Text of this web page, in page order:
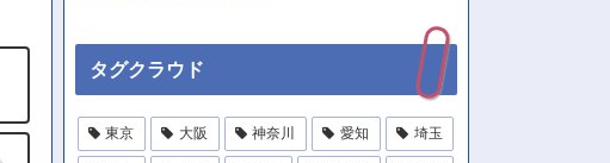
タグクラウド
東京 大阪 神奈川 愛知 埼玉